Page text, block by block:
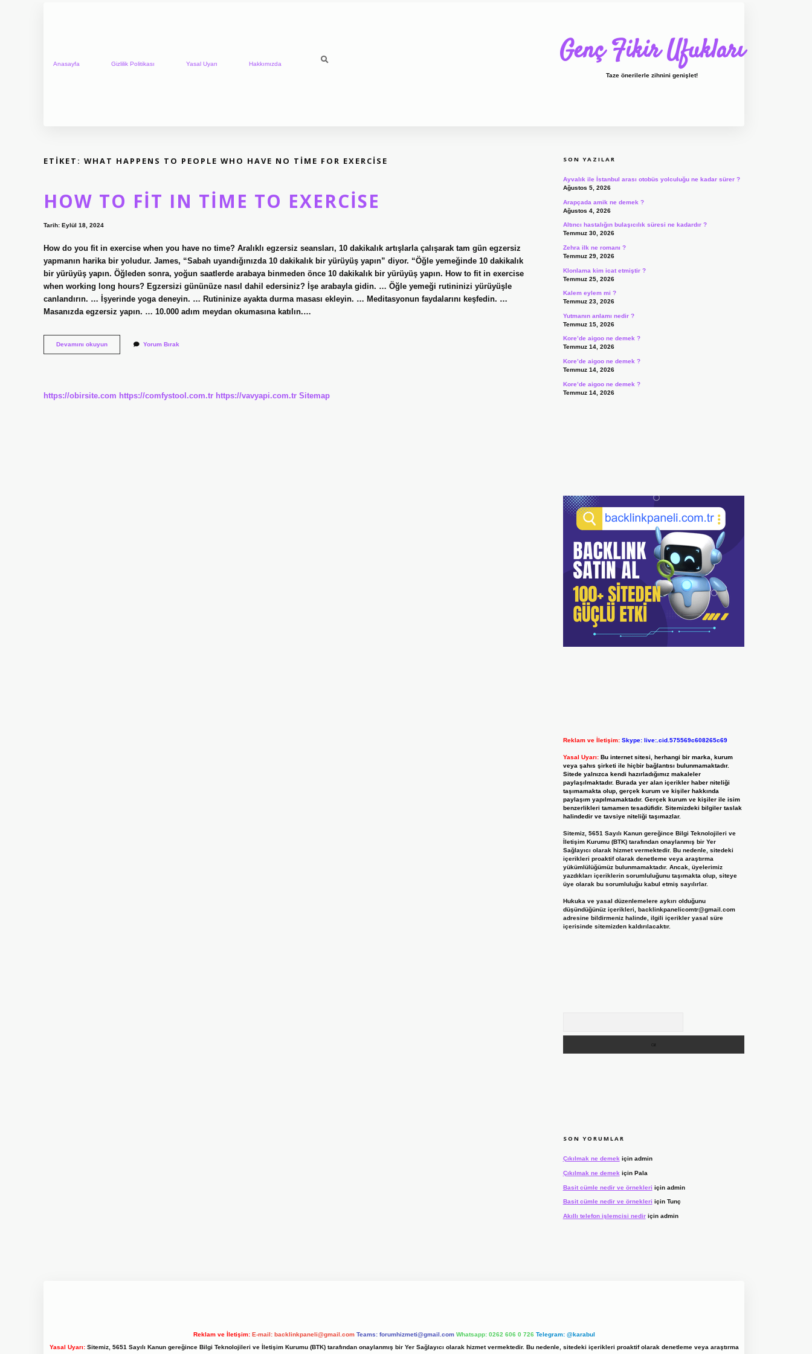
Anasayfa Gizlilik Politikası Yasal Uyarı Hakkımızda Genç Fikir Ufukları
Taze önerilerle zihnini genişlet!
ETIKET: WHAT HAPPENS TO PEOPLE WHO HAVE NO TIME FOR EXERCISE
HOW TO FIT IN TIME TO EXERCISE
Tarih: Eylül 18, 2024
How do you fit in exercise when you have no time? Aralıklı egzersiz seansları, 10 dakikalık artışlarla çalışarak tam gün egzersiz
yapmanın harika bir yoludur. James, “Sabah uyandığınızda 10 dakikalık bir yürüyüş yapın” diyor. “Öğle yemeğinde 10 dakikalık
bir yürüyüş yapın. Öğleden sonra, yoğun saatlerde arabaya binmeden önce 10 dakikalık bir yürüyüş yapın. How to fit in exercise
when working long hours? Egzersizi gününüze nasıl dahil edersiniz? İşe arabayla gidin. … Öğle yemeği rutininizi yürüyüşle
canlandırın. … İşyerinde yoga deneyin. … Rutininize ayakta durma masası ekleyin. … Meditasyonun faydalarını keşfedin. …
Masanızda egzersiz yapın. … 10.000 adım meydan okumasına katılın.…
Devamını okuyunHow
To
Exercise
Yorum Bırak
https://obirsite.com https://comfystool.com.tr https://vavyapi.com.tr Sitemap
SON YAZILAR
Ayvalık ile İstanbul arası otobüs yolculuğu ne kadar sürer ?
Ağustos 5, 2026
Arapçada amik ne demek ?
Ağustos 4, 2026
Altıncı hastalığın bulaşıcılık süresi ne kadardır ?
Temmuz 30, 2026
Zehra ilk ne romanı ?
Temmuz 29, 2026
Klonlama kim icat etmiştir ?
Temmuz 25, 2026
Kalem eylem mi ?
Temmuz 23, 2026
Yutmanın anlamı nedir ?
Temmuz 15, 2026
Kore’de aigoo ne demek ?
Temmuz 14, 2026
Kore’de aigoo ne demek ?
Temmuz 14, 2026
Kore’de aigoo ne demek ?
Temmuz 14, 2026
Reklam ve İletişim: Skype: live:.cid.575569c608265c69
Yasal Uyarı: Bu internet sitesi, herhangi bir marka, kurum
veya şahıs şirketi ile hiçbir bağlantısı bulunmamaktadır.
Sitede yalnızca kendi hazırladığımız makaleler
paylaşılmaktadır. Burada yer alan içerikler haber niteliği
taşımamakta olup, gerçek kurum ve kişiler hakkında
paylaşım yapılmamaktadır. Gerçek kurum ve kişiler ile isim
benzerlikleri tamamen tesadüfidir. Sitemizdeki bilgiler taslak
halindedir ve tavsiye niteliği taşımazlar.
Sitemiz, 5651 Sayılı Kanun gereğince Bilgi Teknolojileri ve
İletişim Kurumu (BTK) tarafından onaylanmış bir Yer
Sağlayıcı olarak hizmet vermektedir. Bu nedenle, sitedeki
içerikleri proaktif olarak denetleme veya araştırma
yükümlülüğümüz bulunmamaktadır. Ancak, üyelerimiz
yazdıkları içeriklerin sorumluluğunu taşımakta olup, siteye
üye olarak bu sorumluluğu kabul etmiş sayılırlar.
Hukuka ve yasal düzenlemelere aykırı olduğunu
düşündüğünüz içerikleri, backlinkpanelicomtr@gmail.com
adresine bildirmeniz halinde, ilgili içerikler yasal süre
içerisinde sitemizden kaldırılacaktır.
SON YORUMLAR
Çıkılmak ne demekiçin admin
Çıkılmak ne demek için Pala
Basit cümle nedir ve örnekleri için admin
Basit cümle nedir ve örnekleri için Tunç
Akıllı telefon işlemcisi nediriçin admin
Reklam ve İletişim: E-mail: backlinkpaneli@gmail.com Teams: forumhizmeti@gmail.com Whatsapp: 0262 606 0 726 Telegram: @karabul
Yasal Uyarı:Sitemiz, 5651 Sayılı Kanun gereğince Bilgi Teknolojileri ve İletişim Kurumu (BTK) tarafından onaylanmış bir Yer Sağlayıcı olarak hizmet vermektedir. Bu nedenle, sitedeki içerikleri proaktif olarak denetleme veya araştırma